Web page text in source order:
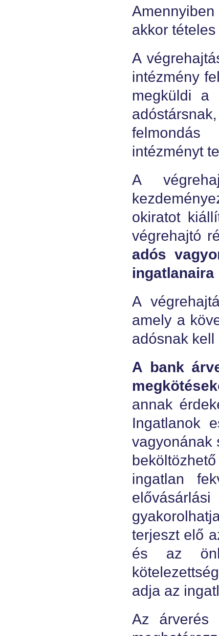
akkor
A
intézmény
megküldi a
felmondás
intézményt
A
okiratot
végrehajtó
adós
ingatlanaira
A
amely a
adósnak
A bank
annak
Ingatlanok
vagyonának
ingatlan
terjeszt elő
és az
adja az
Az árverés